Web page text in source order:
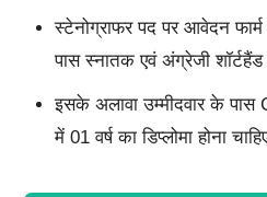
स्टेनोग्राफर पद पर आवेदन
पास स्नातक एवं अंग्रेजी शॉर्टहैंड
इसके अलावा उम्मीदवार के पास
में 01 वर्ष का डिप्लोमा होना